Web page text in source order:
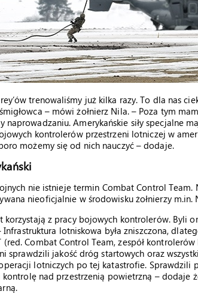
trenowaliśmy już kilka razy. To dla nas
– mówi żołnierz Nila. – Poza tym
naprowadzaniu. Amerykańskie siły specjalne
kontrolerów przestrzeni lotniczej w
możemy się od nich nauczyć – dodaje.
nie istnieje termin Combat Control
nieoficjalnie w środowisku żołnierzy m.in.
korzystają z pracy bojowych kontrolerów. Byli
lotniskowa była zniszczona,
(red. Combat Control Team, zespół
sprawdzili jakość dróg startowych oraz
lotniczych po tej katastrofie. Sprawdzili
nad przestrzenią powietrzną – dodaje